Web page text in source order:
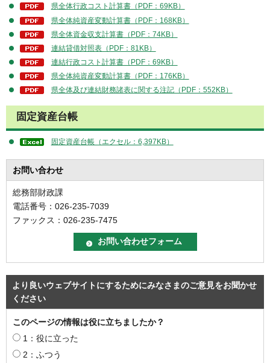
県全体行政コスト計算書（PDF：69KB）
県全体純資産変動計算書（PDF：168KB）
県全体資金収支計算書（PDF：74KB）
連結貸借対照表（PDF：81KB）
連結行政コスト計算書（PDF：69KB）
県全体純資産変動計算書（PDF：176KB）
県全体及び連結財務諸表に関する注記（PDF：552KB）
固定資産台帳
固定資産台帳（エクセル：6,397KB）
お問い合わせ
総務部財政課
電話番号：026-235-7039
ファックス：026-235-7475
より良いウェブサイトにするためにみなさまのご意見をお聞かせ
ください
このページの情報は役に立ちましたか？
1：役に立った
2：ふつう